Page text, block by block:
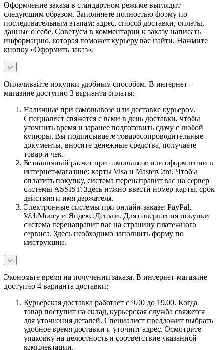
Оформление заказа в стандартном режиме выглядит
следующим образом. Заполняете полностью форму по
последовательным этапам: адрес, способ доставки, оплаты,
данные о себе. Советуем в комментарии к заказу написать
информацию, которая поможет курьеру вас найти. Нажмите
кнопку «Оформить заказ».
Оплачивайте покупки удобным способом. В интернет-
магазине доступно 3 варианта оплаты:
Наличные при самовывозе или доставке курьером.
Специалист свяжется с вами в день доставки, чтобы
уточнить время и заранее подготовить сдачу с любой
купюры. Вы подписываете товаросопроводительные
документы, вносите денежные средства, получаете
товар и чек.
Безналичный расчет при самовывозе или оформлении в
интернет-магазине: карты Visa и MasterCard. Чтобы
оплатить покупку, система перенаправит вас на сервер
системы ASSIST. Здесь нужно ввести номер карты, срок
действия и имя держателя.
Электронные системы при онлайн-заказе: PayPal,
WebMoney и Яндекс.Деньги. Для совершения покупки
система перенаправит вас на страницу платежного
сервиса. Здесь необходимо заполнить форму по
инструкции.
Экономьте время на получении заказа. В интернет-магазине
доступно 4 варианта доставки:
Курьерская доставка работает с 9.00 до 19.00. Когда
товар поступит на склад, курьерская служба свяжется
для уточнения деталей. Специалист предложит выбрать
удобное время доставки и уточнит адрес. Осмотрите
упаковку на целостность и соответствие указанной
комплектации.